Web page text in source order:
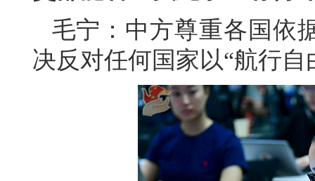
毛宁：中方尊重各国依
决反对任何国家以“航行